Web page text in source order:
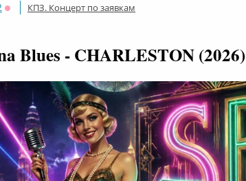
Оффлайн
КПЗ. Концерт по заявкам
Blues - CHARLESTON (2026)